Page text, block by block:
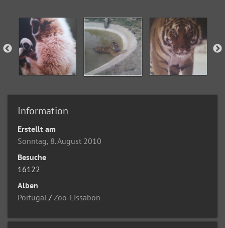
Information
Erstellt am
Sonntag, 8. August 2010
Besuche
16122
Alben
Portugal / Zoo-Lissabon